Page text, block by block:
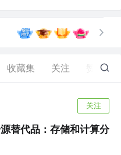
收藏集 关注 388
关注
替代品：存储和计算分